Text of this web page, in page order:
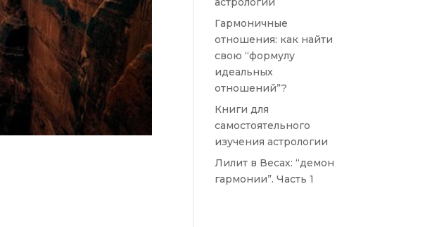
Гармоничные
отношения: как найти
свою “формулу
идеальных
отношений”?
Книги для
самостоятельного
изучения астрологии
Лилит в Весах: “демон
гармонии”. Часть 1